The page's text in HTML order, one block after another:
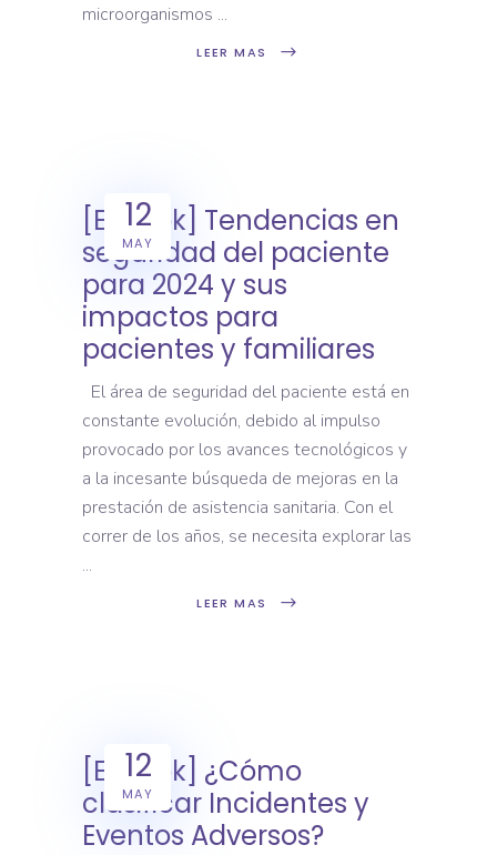
microorganismos
LEER MAS
12
MAY
[E-book] Tendencias en
seguridad del paciente
para 2024 y sus
impactos para
pacientes y familiares
El área de seguridad del paciente está en
constante evolución, debido al impulso
provocado por los avances tecnológicos y
a la incesante búsqueda de mejoras en la
prestación de asistencia sanitaria. Con el
correr de los años, se necesita explorar las
LEER MAS
12
MAY
[E-book] ¿Cómo
clasificar Incidentes y
Eventos Adversos?